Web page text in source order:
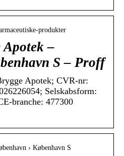
produkter
–
S – Proff
Apotek; CVR-nr:
Selskabsform:
branche: 477300
› København S